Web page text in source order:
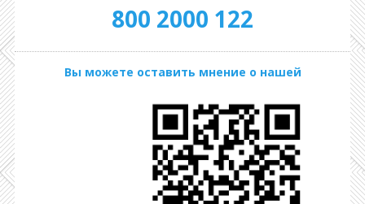
800 2000 122
Вы можете оставить мнение о нашей